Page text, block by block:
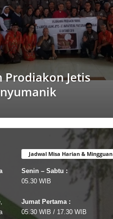
Prodiakon Jetis
Jadwal Misa Harian & Mingguan
Senin – Sabtu :
05.30 WIB
Jumat Pertama :
05.30 WIB / 17.30 WIB